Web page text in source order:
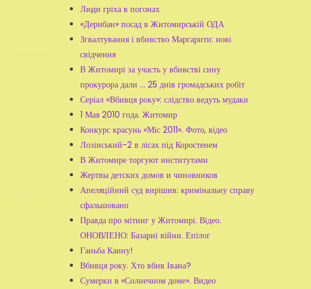
Люди гріха в погонах
«Дерибан» посад в Житомирській ОДА
Згвалтування і вбивство Маргарити: нові
свідчення
В Житомирі за участь у вбивстві сину
прокурора дали ... 25 днів громадських робіт
Серіал «Вбивця року»: слідство ведуть мудаки
1 Мая 2010 года. Житомир
Конкурс красунь «Міс 2011». Фото, відео
Лозінський-2 в лісах під Коростенем
В Житомире торгуют институтами
Жертвы детских домов и чиновников
Апеляційний суд вирішив: кримінальну справу
сфальшовано
Правда про мітинг у Житомирі. Відео.
ОНОВЛЕНО: Базарні війни. Епілог
Ганьба Каину!
Вбивця року. Хто вбив Івана?
Сумерки в «Солнечном доме». Видео